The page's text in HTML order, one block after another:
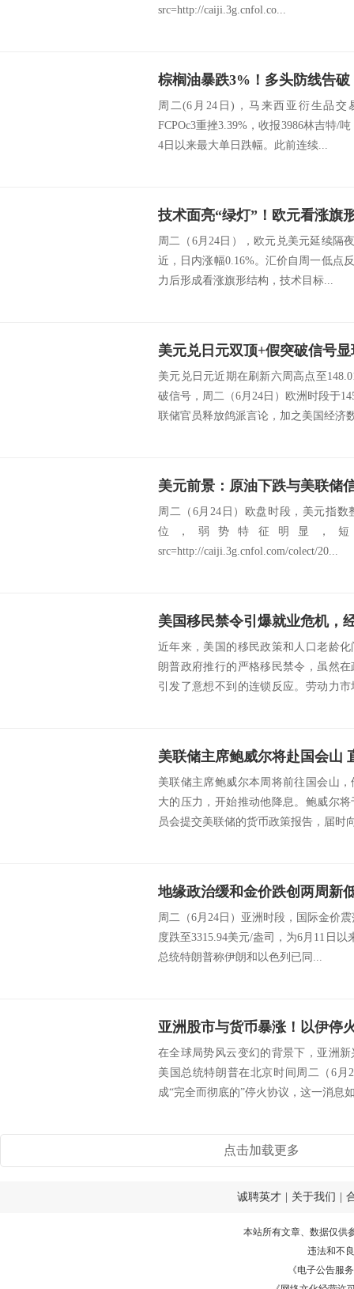
src=http://caiji.3g.cnfol.co...
棕榈油暴跌3%！多头防线告破
周二(6月24日)，马来西亚衍生品交
FCPOc3重挫3.39%，收报3986林吉特/
4日以来最大单日跌幅。此前连续...
周二（6月24日），欧元兑美元延续隔
近，日内涨幅0.16%。汇价自周一低点
力后形成看涨旗形结构，技术目标...
美元兑日元双顶+假突破信号
美元兑日元近期在刷新六周高点至
破信号，周二（6月24日）欧洲时段于
联储官员释放鸽派言论，加之美国经济
美元前景：原油下跌与美联储
周二（6月24日）欧盘时段，美元指
位，弱势特征明显，
src=http://caiji.3g.cnfol.com/colect/20...
美国移民禁令引爆就业危机，
近年来，美国的移民政策和人口老龄
朗普政府推行的严格移民禁令，虽然
引发了意想不到的连锁反应。劳动力
美联储主席鲍威尔将赴国会山
美联储主席鲍威尔本周将前往国会山
大的压力，开始推动他降息。鲍威尔
员会提交美联储的货币政策报告，届时
地缘政治缓和金价跌创两周新
周二（6月24日）亚洲时段，国际金价
度跌至3315.94美元/盎司，为6月11日
总统特朗普称伊朗和以色列已同...
在全球局势风云变幻的背景下，亚洲
美国总统特朗普在北京时间周二（6月
成“完全而彻底的”停火协议，这一消息
点击加载更多
诚聘英才 关于我们
本站所有文章、数据仅供
违法和不
《电子公告服务